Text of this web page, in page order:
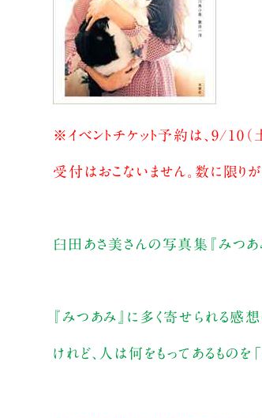
※イベントチケット予約は、9/10（
受付はおこないません。数に限り
臼田あさ美さんの写真集『みつ
『みつあみ』に多く寄せられる感
けれど、人は何をもってあるものを